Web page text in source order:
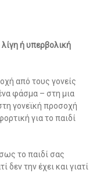
ή υπερβολική
από τους γονείς
φάσμα – στη μια
γονεϊκή προσοχή
για το παιδί
το παιδί σας
δεν την έχει και γιατί